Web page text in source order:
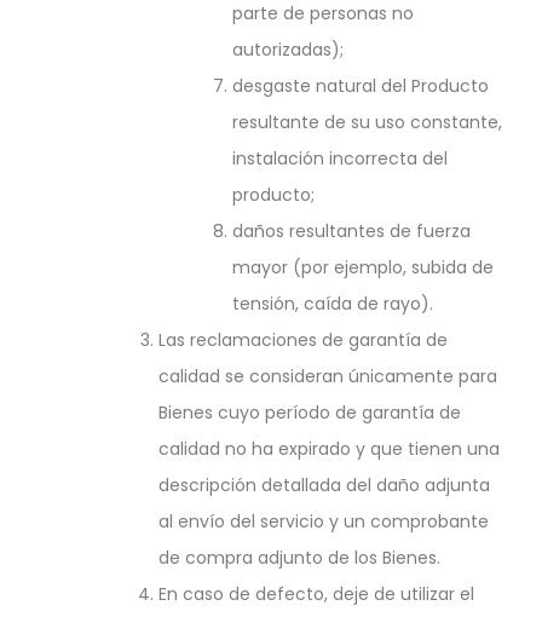
parte de personas no
autorizadas);
desgaste natural del Producto
resultante de su uso constante,
instalación incorrecta del
producto;
daños resultantes de fuerza
mayor (por ejemplo, subida de
tensión, caída de rayo).
Las reclamaciones de garantía de
calidad se consideran únicamente para
Bienes cuyo período de garantía de
calidad no ha expirado y que tienen una
descripción detallada del daño adjunta
al envío del servicio y un comprobante
de compra adjunto de los Bienes.
En caso de defecto, deje de utilizar el